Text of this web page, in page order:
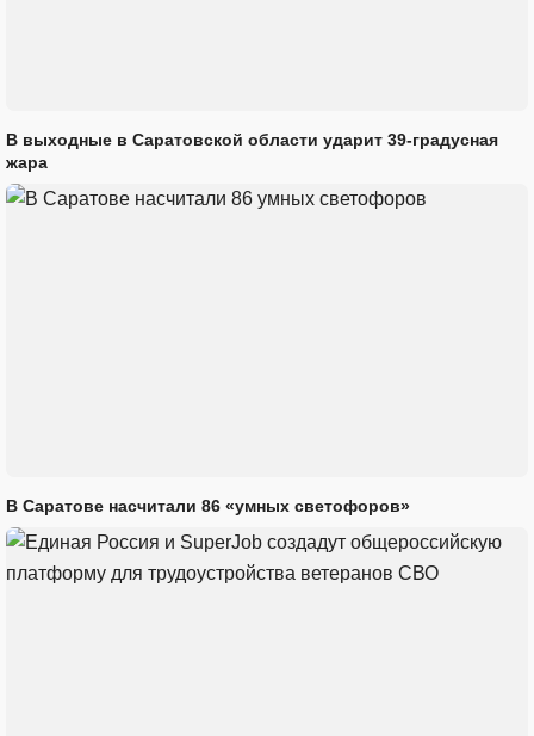
В выходные в Саратовской области ударит 39-градусная
жара
В Саратове насчитали 86 «умных светофоров»